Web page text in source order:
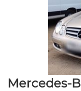
Mercedes-